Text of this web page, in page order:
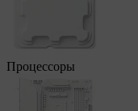
Процессоры